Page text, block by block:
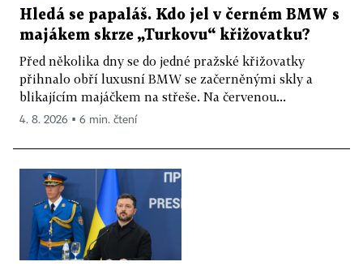
Hledá se papaláš. Kdo jel v černém BMW s
majákem skrze „Turkovu“ křižovatku?
Před několika dny se do jedné pražské křižovatky
přihnalo obří luxusní BMW se začerněnými skly a
blikajícím majáčkem na střeše. Na červenou...
4. 8. 2026 ▪ 6 min. čtení